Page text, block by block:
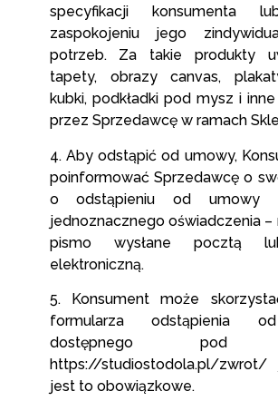
specyfikacji konsumenta
zaspokojeniu jego
potrzeb. Za takie produkty
tapety, obrazy canvas,
kubki, podkładki pod mysz i
przez Sprzedawcę w ramach
4. Aby odstąpić od umowy,
poinformować Sprzedawcę o
o odstąpieniu od umowy
jednoznacznego oświadczenia –
pismo wysłane pocztą
elektroniczną.
5. Konsument może
formularza odstąpienia
dostępnego pod
https://studiostodola.pl/zwrot/
jest to obowiązkowe.